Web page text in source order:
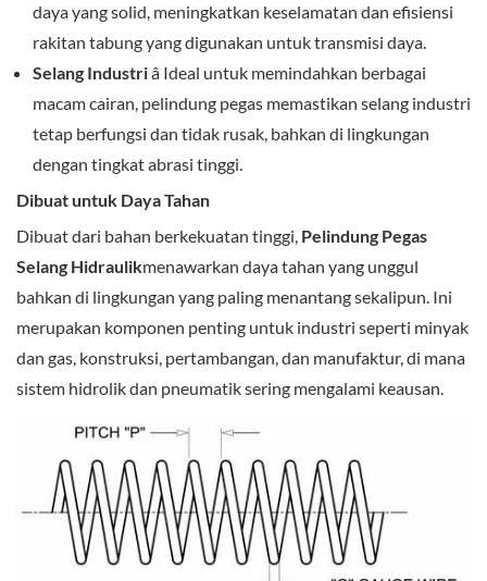
daya yang solid, meningkatkan keselamatan dan efisiensi
rakitan tabung yang digunakan untuk transmisi daya.
Selang Industriâ Ideal untuk memindahkan berbagai
macam cairan, pelindung pegas memastikan selang industri
tetap berfungsi dan tidak rusak, bahkan di lingkungan
dengan tingkat abrasi tinggi.
Dibuat untuk Daya Tahan
Dibuat dari bahan berkekuatan tinggi, Pelindung Pegas
Selang Hidraulikmenawarkan daya tahan yang unggul
bahkan di lingkungan yang paling menantang sekalipun. Ini
merupakan komponen penting untuk industri seperti minyak
dan gas, konstruksi, pertambangan, dan manufaktur, di mana
sistem hidrolik dan pneumatik sering mengalami keausan.